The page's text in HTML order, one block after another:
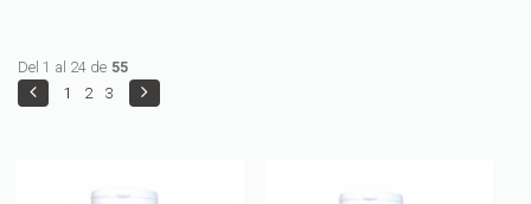
Del 1 al 24 de 55
1
2 3